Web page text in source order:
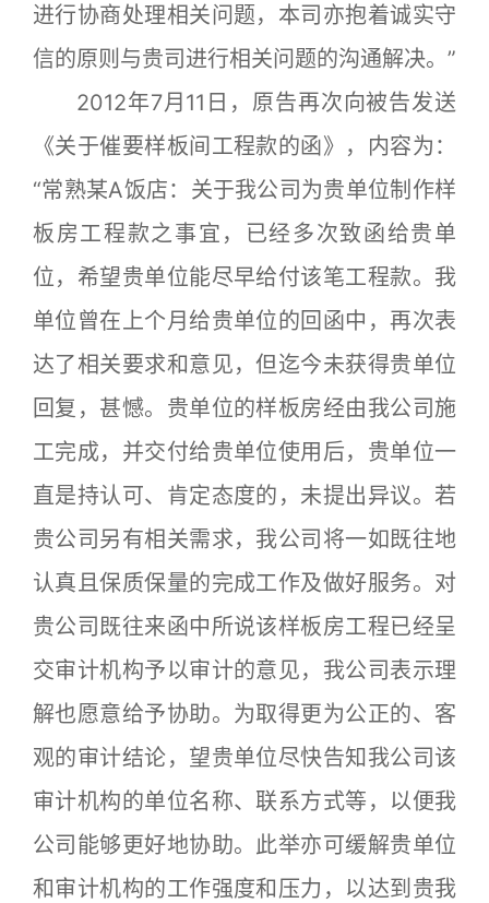
进行协商处理相关问题，本司亦抱着诚实守
信的原则与贵司进行相关问题的沟通解决。”
2012年7月11日，原告再次向被告发送
《关于催要样板间工程款的函》，内容为：
“常熟某A饭店：关于我公司为贵单位制作样
板房工程款之事宜，已经多次致函给贵单
位，希望贵单位能尽早给付该笔工程款。我
单位曾在上个月给贵单位的回函中，再次表
达了相关要求和意见，但迄今未获得贵单位
回复，甚憾。贵单位的样板房经由我公司施
工完成，并交付给贵单位使用后，贵单位一
直是持认可、肯定态度的，未提出异议。若
贵公司另有相关需求，我公司将一如既往地
认真且保质保量的完成工作及做好服务。对
贵公司既往来函中所说该样板房工程已经呈
交审计机构予以审计的意见，我公司表示理
解也愿意给予协助。为取得更为公正的、客
观的审计结论，望贵单位尽快告知我公司该
审计机构的单位名称、联系方式等，以便我
公司能够更好地协助。此举亦可缓解贵单位
和审计机构的工作强度和压力，以达到贵我